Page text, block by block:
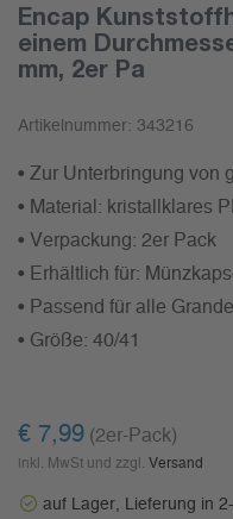
Encap
einem
mm, 2er Pa
Artikelnummer: 343216
• Zur Unterbringung von
• Material: kristallklares
• Verpackung: 2er Pack
• Erhältlich für:
• Passend für alle
• Größe: 40/41
€ 7,99 (2er-Pack)
inkl. MwSt und zzgl. Versand
auf Lager, Lieferung in